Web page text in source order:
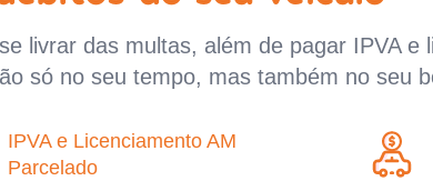
livrar das multas, além de pagar IPVA e
só no seu tempo, mas também no seu
IPVA e Licenciamento AM
Parcelado